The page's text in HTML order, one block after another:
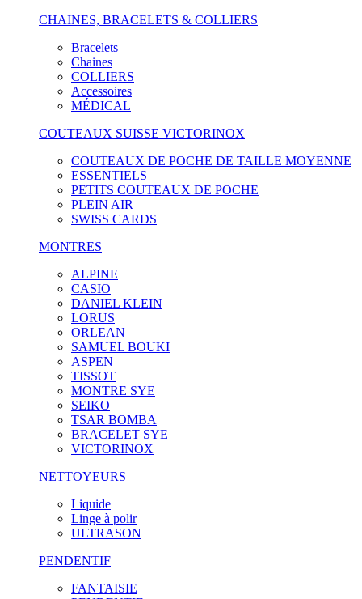
CHAINES, BRACELETS & COLLIERS
Bracelets
Chaines
COLLIERS
Accessoires
MÉDICAL
COUTEAUX SUISSE VICTORINOX
COUTEAUX DE POCHE DE TAILLE MOYENNE
ESSENTIELS
PETITS COUTEAUX DE POCHE
PLEIN AIR
SWISS CARDS
MONTRES
ALPINE
CASIO
DANIEL KLEIN
LORUS
ORLEAN
SAMUEL BOUKI
ASPEN
TISSOT
MONTRE SYE
SEIKO
TSAR BOMBA
BRACELET SYE
VICTORINOX
NETTOYEURS
Liquide
Linge à polir
ULTRASON
PENDENTIF
FANTAISIE